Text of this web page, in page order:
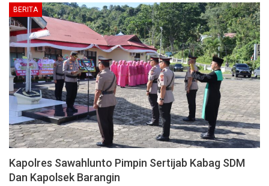
BERITA
Kapolres Sawahlunto Pimpin Sertijab Kabag SDM
Dan Kapolsek Barangin